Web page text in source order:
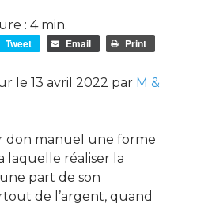
: 4 min.
Tweet Email Print
le 13 avril 2022 par M &
don manuel une forme
laquelle réaliser la
part de son
de l’argent, quand